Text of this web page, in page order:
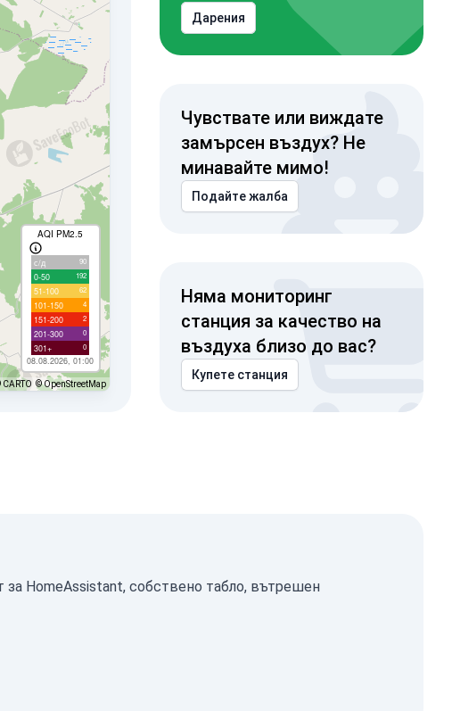
AQI PM2.5
с/д 90
0-50 192
51-100 62
101-150 4
151-200 2
201-300 0
301+ 0
08.08.2026, 01:00
CARTO © OpenStreetMap
Дарения
Чувствате или виждате
замърсен въздух? Не
минавайте мимо!
Подайте жалба
Няма мониторинг
станция за качество на
въздуха близо до вас?
Купете станция
HomeAssistant, собствено табло, вътрешен